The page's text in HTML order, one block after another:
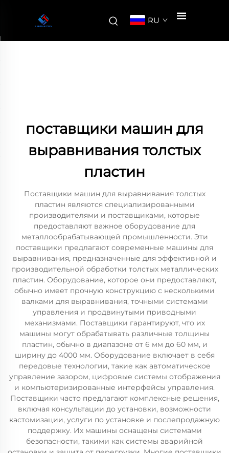
RU
поставщики машин для
выравнивания толстых
пластин
Поставщики машин для выравнивания толстых
пластин являются специализированными
производителями и поставщиками, которые
предоставляют важное оборудование для
металлообрабатывающей промышленности. Эти
поставщики предлагают современные машины для
выравнивания, предназначенные для эффективной и
производительной обработки толстых металлических
пластин. Оборудование, которое они предоставляют,
обычно имеет прочную конструкцию с несколькими
валками для выравнивания, точными системами
управления и продвинутыми приводными
механизмами. Поставщики гарантируют, что их
машины могут обрабатывать различные толщины
пластин, обычно в диапазоне от 6 мм до 60 мм, и
ширину до 4000 мм. Оборудование включает в себя
передовые технологии, такие как автоматическое
управление зазором, цифровые системы отображения
и компьютеризированные интерфейсы управления.
Поставщики часто предлагают комплексные решения,
включая консультации до установки, возможности
кастомизации, услуги по установке и послепродажную
поддержку. Их машины оснащены системами
безопасности, такими как системы аварийной